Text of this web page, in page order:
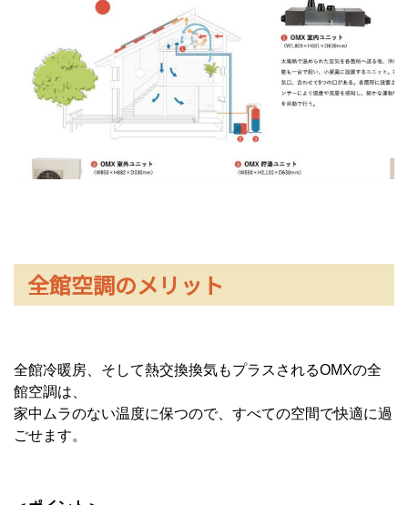
全館空調のメリット
全館冷暖房、そして熱交換換気もプラスされるOMXの全
館空調は、
家中ムラのない温度に保つので、すべての空間で快適に過
ごせます。